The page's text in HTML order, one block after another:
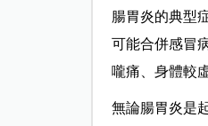
腸胃炎的典型
可能合併感冒
嚨痛、身體較
無論腸胃炎是